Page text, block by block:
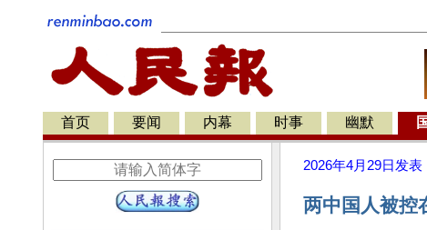
首页 要闻 内幕 时事 幽默
2026年4月29日 发表
两中国人被控